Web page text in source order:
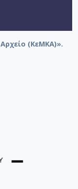
for
for
/
(ΚεΜΚΑ)».